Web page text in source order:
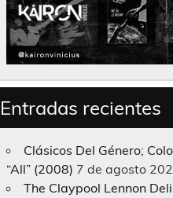
Entradas recientes
Clásicos Del Género;
“All” (2008) 7 de agosto
The Claypool Lennon